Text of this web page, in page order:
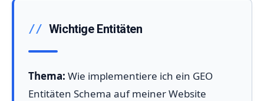
Wichtige Entitäten
Thema: Wie implementiere ich ein GEO
Entitäten Schema auf meiner Website